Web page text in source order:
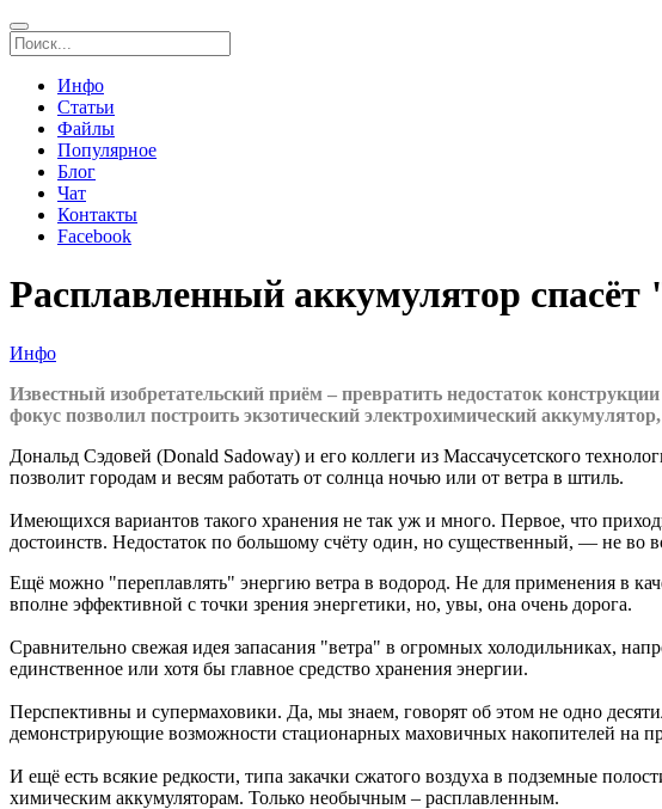
Инфо
Статьи
Файлы
Популярное
Блог
Чат
Контакты
Facebook
Расплавленный аккумулятор спасёт
Инфо
Известный изобретательский приём – превратить недостаток
фокус позволил построить экзотический электрохимический
Дональд Сэдовей (Donald Sadoway) и его коллеги из Массачусетского
позволит городам и весям работать от солнца ночью или от ветра в штиль.
Имеющихся вариантов такого хранения не так уж и много. Первое, что
достоинств. Недостаток по большому счёту один, но существенный, — не во
Ещё можно "переплавлять" энергию ветра в водород. Не для применения в
вполне эффективной с точки зрения энергетики, но, увы, она очень дорога.
Сравнительно свежая идея запасания "ветра" в огромных холодильниках,
единственное или хотя бы главное средство хранения энергии.
Перспективны и супермаховики. Да, мы знаем, говорят об этом не одно
демонстрирующие возможности стационарных маховичных накопителей на
И ещё есть всякие редкости, типа закачки сжатого воздуха в подземные
химическим аккумуляторам. Только необычным – расплавленным.